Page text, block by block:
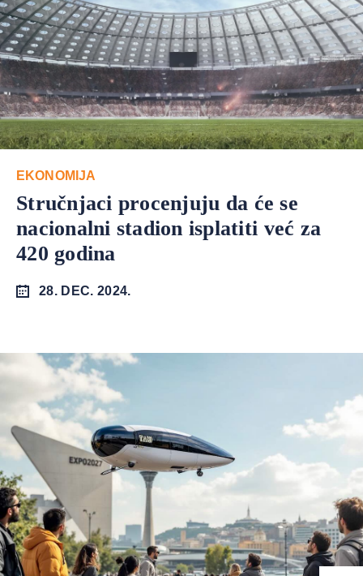
EKONOMIJA
Stručnjaci procenjuju da će se
nacionalni stadion isplatiti već za
420 godina
28. DEC. 2024.